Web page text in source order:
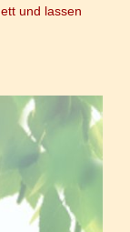
und lassen